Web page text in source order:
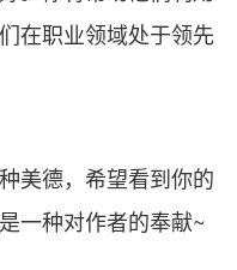
在职业领域处于领先
美德，希望看到你的
一种对作者的奉献~